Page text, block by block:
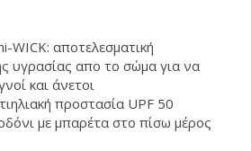
WICK: αποτελεσματική
υγρασίας απο το σώμα για να
και άνετοι
προστασία UPF 50
με μπαρέτα στο πίσω μέρος